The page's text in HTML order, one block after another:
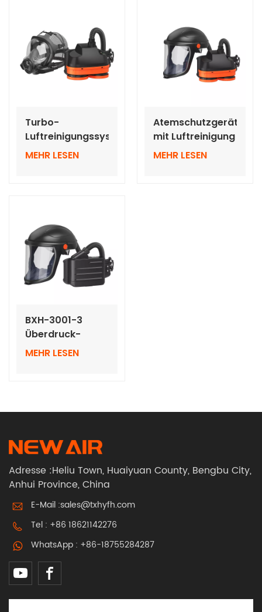
Turbo-
Luftreinigungssystem
PAPR mit
MEHR LESEN
Atemschutzgeräte
mit Luftreinigung
und
MEHR LESEN
BXH-3001-3
Überdruck-
Luftreinigungs-
MEHR LESEN
Adresse :Heliu Town, Huaiyuan County, Bengbu City,
Anhui Province, China
E-Mail :sales@txhyfh.com
Tel : +86 18621142276
WhatsApp : +86-18755284287